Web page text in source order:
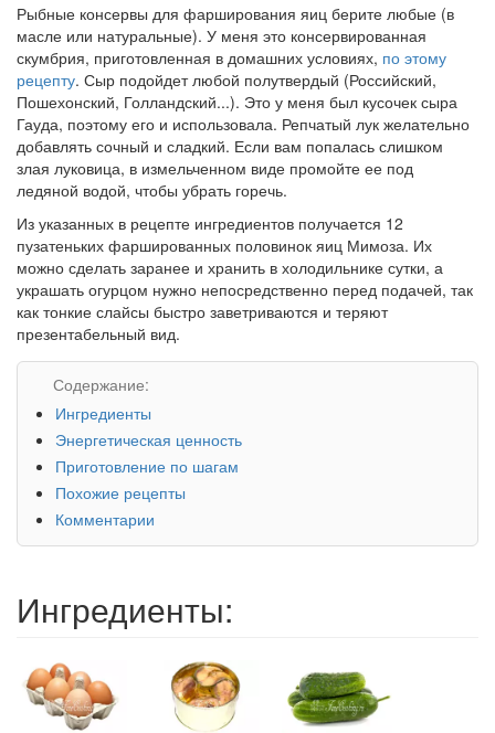
Рыбные консервы для фарширования яиц берите любые (в
масле или натуральные). У меня это консервированная
скумбрия, приготовленная в домашних условиях, по этому
рецепту. Сыр подойдет любой полутвердый (Российский,
Пошехонский, Голландский...). Это у меня был кусочек сыра
Гауда, поэтому его и использовала. Репчатый лук желательно
добавлять сочный и сладкий. Если вам попалась слишком
злая луковица, в измельченном виде промойте ее под
ледяной водой, чтобы убрать горечь.
Из указанных в рецепте ингредиентов получается 12
пузатеньких фаршированных половинок яиц Мимоза. Их
можно сделать заранее и хранить в холодильнике сутки, а
украшать огурцом нужно непосредственно перед подачей, так
как тонкие слайсы быстро заветриваются и теряют
презентабельный вид.
Содержание:
Ингредиенты
Энергетическая ценность
Приготовление по шагам
Похожие рецепты
Комментарии
Ингредиенты: